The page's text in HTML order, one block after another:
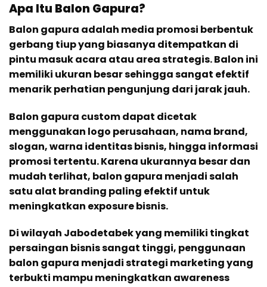
Apa Itu Balon Gapura?
Balon gapura adalah media promosi berbentuk
gerbang tiup yang biasanya ditempatkan di
pintu masuk acara atau area strategis. Balon ini
memiliki ukuran besar sehingga sangat efektif
menarik perhatian pengunjung dari jarak jauh.
Balon gapura custom dapat dicetak
menggunakan logo perusahaan, nama brand,
slogan, warna identitas bisnis, hingga informasi
promosi tertentu. Karena ukurannya besar dan
mudah terlihat, balon gapura menjadi salah
satu alat branding paling efektif untuk
meningkatkan exposure bisnis.
Di wilayah Jabodetabek yang memiliki tingkat
persaingan bisnis sangat tinggi, penggunaan
balon gapura menjadi strategi marketing yang
terbukti mampu meningkatkan awareness